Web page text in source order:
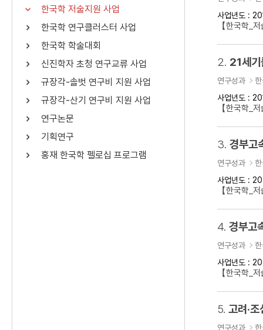
연산자
AND
OR 정조 OR 정약용 “정조” 또는 “
료를 검색
한국학 저술지원 사업
한국학 연구클러스터 사업
한국학 학술대회
신진학자 초청 연구교류 사업
규장각-솔벗 연구비 지원 사업
규장각-산기 연구비 지원 사업
연구논문
기획연구
홍재 한국학 펠로십 프로그램
사업년도 :
【한국학
2. 21세기
연구성과
사업년도 :
【한국학
3. 경부고
연구성과
사업년도 :
【한국학
4. 경부고
연구성과
사업년도 :
【한국학_
5. 고려·
연구성과